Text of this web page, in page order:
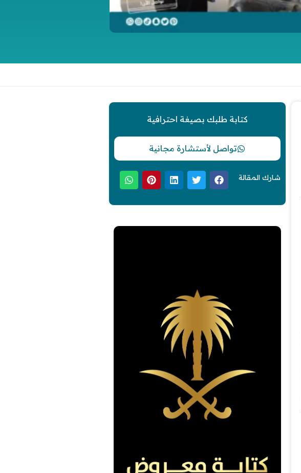
كتابة طلبك بصيغة احترافية
تواصل لأستشارة مجانية
شارك المقالة